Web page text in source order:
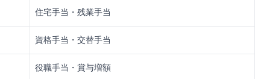
住宅手当・残業手当
資格手当・交替手当
役職手当・賞与増額